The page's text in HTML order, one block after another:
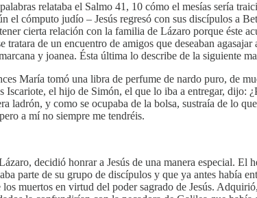
relataba el Salmo 41, 10 cómo el mesías sería
el cómputo judío – Jesús regresó con sus discípulos a
cierta relación con la familia de Lázaro porque éste
de un encuentro de amigos que deseaban agasajar
y joanea. Ésta última lo describe de la siguiente
María tomó una libra de perfume de nardo puro, de
el hijo de Simón, el que lo iba a entregar, dijo:
ladrón, y como se ocupaba de la bolsa, sustraía de lo
a mí no siempre me tendréis.
decidió honrar a Jesús de una manera especial. El
parte de su grupo de discípulos y que ya antes había
muertos en virtud del poder sagrado de Jesús.